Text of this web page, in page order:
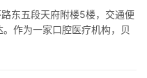
东五段天府附楼5楼，交通便
作为一家口腔医疗机构，贝